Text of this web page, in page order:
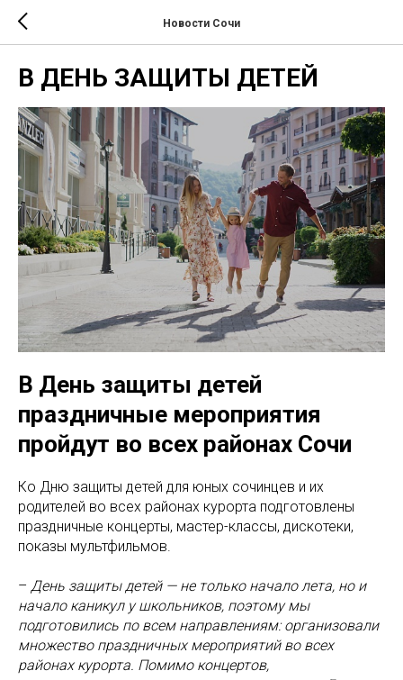
Новости Сочи
В ДЕНЬ ЗАЩИТЫ ДЕТЕЙ
В День защиты детей
праздничные мероприятия
пройдут во всех районах Сочи
Ко Дню защиты детей для юных сочинцев и их
родителей во всех районах курорта подготовлены
праздничные концерты, мастер-классы, дискотеки,
показы мультфильмов.
– День защиты детей — не только начало лета, но и
начало каникул у школьников, поэтому мы
подготовились по всем направлениям: организовали
множество праздничных мероприятий во всех
районах курорта. Помимо концертов,